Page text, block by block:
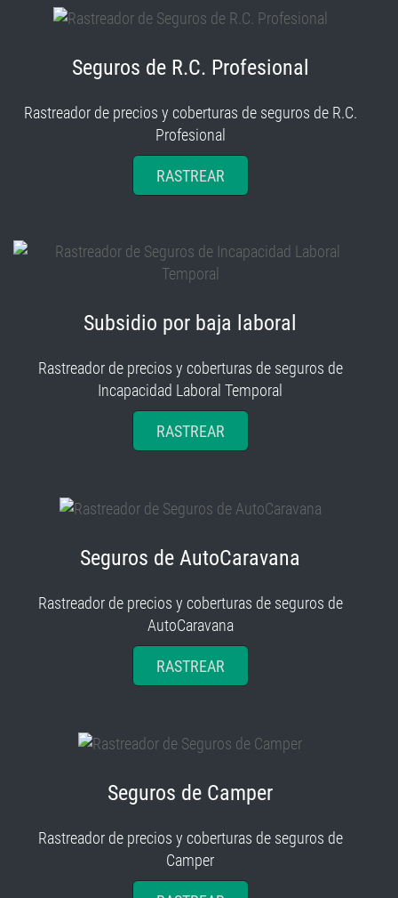
Seguros de R.C. Profesional
Rastreador de precios y coberturas de seguros de R.C.
Profesional
RASTREAR
Subsidio por baja laboral
Rastreador de precios y coberturas de seguros de
Incapacidad Laboral Temporal
RASTREAR
Seguros de AutoCaravana
Rastreador de precios y coberturas de seguros de
AutoCaravana
RASTREAR
Seguros de Camper
Rastreador de precios y coberturas de seguros de
Camper